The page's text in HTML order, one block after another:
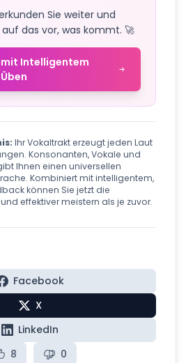
Sie weiter und
das vor, was kommt. 🚀
mit Intelligentem
Ihr Vokaltrakt erzeugt jeden Laut
Konsonanten, Vokale und
Ihnen einen universellen
Kombiniert mit intelligentem,
können Sie jetzt die
effektiver meistern als je zuvor.
Facebook
X
LinkedIn
8
0